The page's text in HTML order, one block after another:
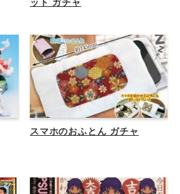
ット ガチャ
スマホのおふとん ガチャ